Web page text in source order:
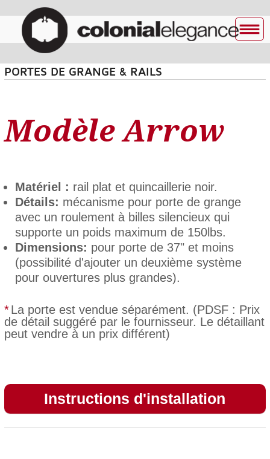
PORTES DE GRANGE & RAILS
Modèle Arrow
Matériel : rail plat et quincaillerie noir.
Détails: mécanisme pour porte de grange
avec un roulement à billes silencieux qui
supporte un poids maximum de 150lbs.
Dimensions: pour porte de 37" et moins
(possibilité d'ajouter un deuxième système
pour ouvertures plus grandes).
*La porte est vendue séparément. (PDSF : Prix
de détail suggéré par le fournisseur. Le détaillant
peut vendre à un prix différent)
Instructions d'installation